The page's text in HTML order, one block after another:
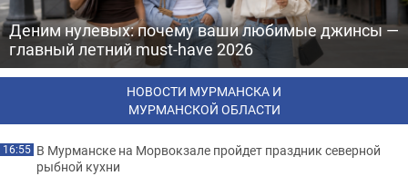
Деним нулевых: почему ваши любимые джинсы —
главный летний must-have 2026
НОВОСТИ МУРМАНСКА И
МУРМАНСКОЙ ОБЛАСТИ
16:55 В Мурманске на Морвокзале пройдет праздник северной
рыбной кухни